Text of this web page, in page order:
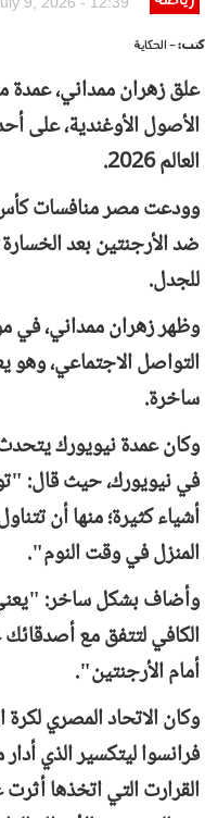
كتب:- الحكاية
علق زهران ممداني، عمدة
الأصول الأوغندية، على
العالم 2026.
للجدل.
وظهر زهران ممداني، في
التواصل الاجتماعي، وهو
ساخرة.
وكان عمدة نيويورك
في نيويورك، حيث قال:
أشياء كثيرة؛ منها أن
المنزل في وقت النوم".
وأضاف بشكل ساخر:
الكافي لتتفق مع
أمام الأرجنتين".
وكان الاتحاد المصري
فرانسوا ليتكسير الذي أدار
القرارت التي اتخذها